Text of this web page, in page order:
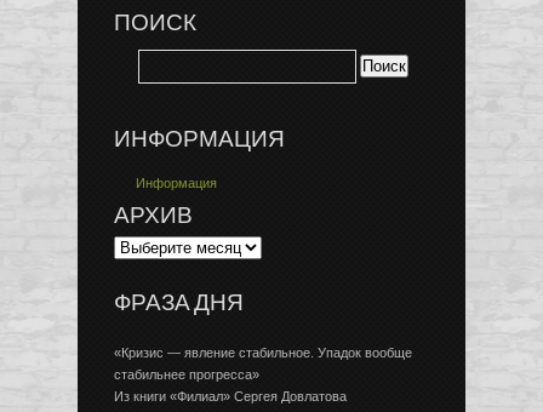
ПОИСК
ИНФОРМАЦИЯ
Информация
АРХИВ
ФРАЗА ДНЯ
«Кризис — явление стабильное. Упадок вообще
стабильнее прогресса»
Из книги «Филиал» Сергея Довлатова